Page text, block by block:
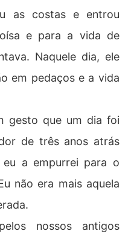
as costas e entrou
e para a vida de
Naquele dia, ele
em pedaços e a vida
gesto que um dia foi
de três anos atrás
eu a empurrei para o
não era mais aquela
nossos antigos